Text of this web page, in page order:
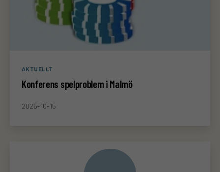
Kategorier
AKTUELLT
Konferens spelproblem i Malmö
2025-10-15